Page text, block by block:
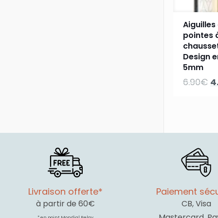
pointes
Design
5mm
6.90€ Le
Livraison offerte*
à partir de 60€
Paiement
CB, Visa